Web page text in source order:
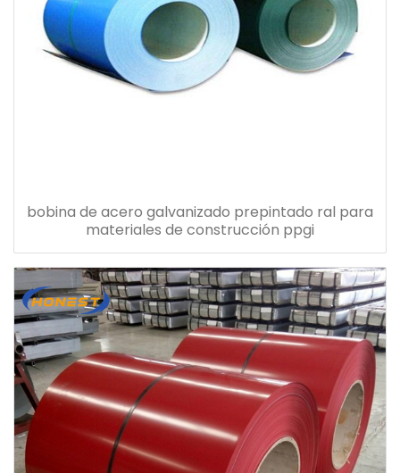
bobina de acero galvanizado prepintado ral para
materiales de construcción ppgi